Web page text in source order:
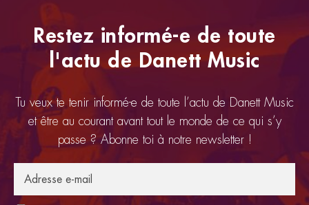
Restez informé-e de toute
l'actu de Danett Music
Tu veux te tenir informé-e de toute l’actu de Danett Music
et être au courant avant tout le monde de ce qui s’y
passe ? Abonne toi à notre newsletter !